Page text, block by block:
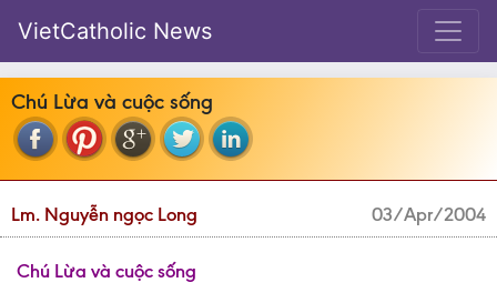
VietCatholic News
Chú Lừa và cuộc sống
Lm. Nguyễn ngọc Long 03/Apr/2004
Chú Lừa và cuộc sống